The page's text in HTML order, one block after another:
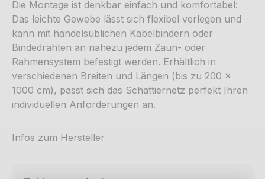
Die Montage ist denkbar einfach und komfortabel:
Das leichte Gewebe lässt sich flexibel verlegen und
kann mit handelsüblichen Kabelbindern oder
Bindedrähten an nahezu jedem Zaun- oder
Rahmensystem befestigt werden. Erhältlich in
verschiedenen Breiten und Längen (bis zu 200 x
1000 cm), passt sich das Schattiernetz perfekt Ihren
individuellen Anforderungen an.
Infos zum Hersteller